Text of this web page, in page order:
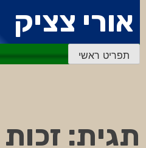
לתוכן
אורי צציק
תפריט ראשי
תגית: זכות